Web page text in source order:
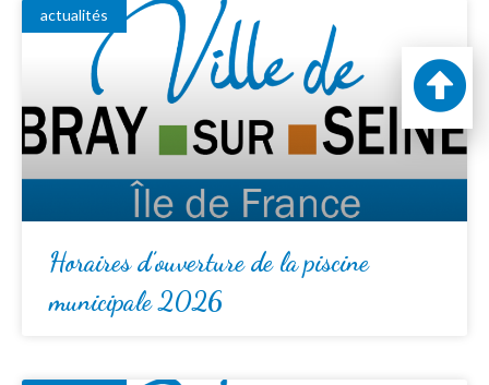
actualités
Horaires d’ouverture de la piscine
municipale 2026